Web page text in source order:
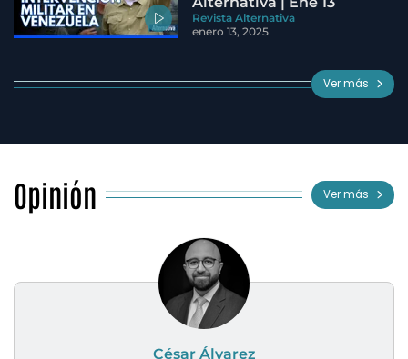
Revista Alternativa
enero 13, 2025
Ver más
Opinión Ver más
César Álvarez